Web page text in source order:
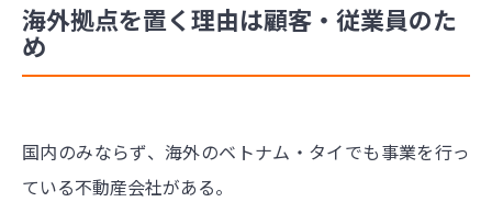
海外拠点を置く理由は顧客・従業員のた
め
国内のみならず、海外のベトナム・タイでも事業を行っ
ている不動産会社がある。